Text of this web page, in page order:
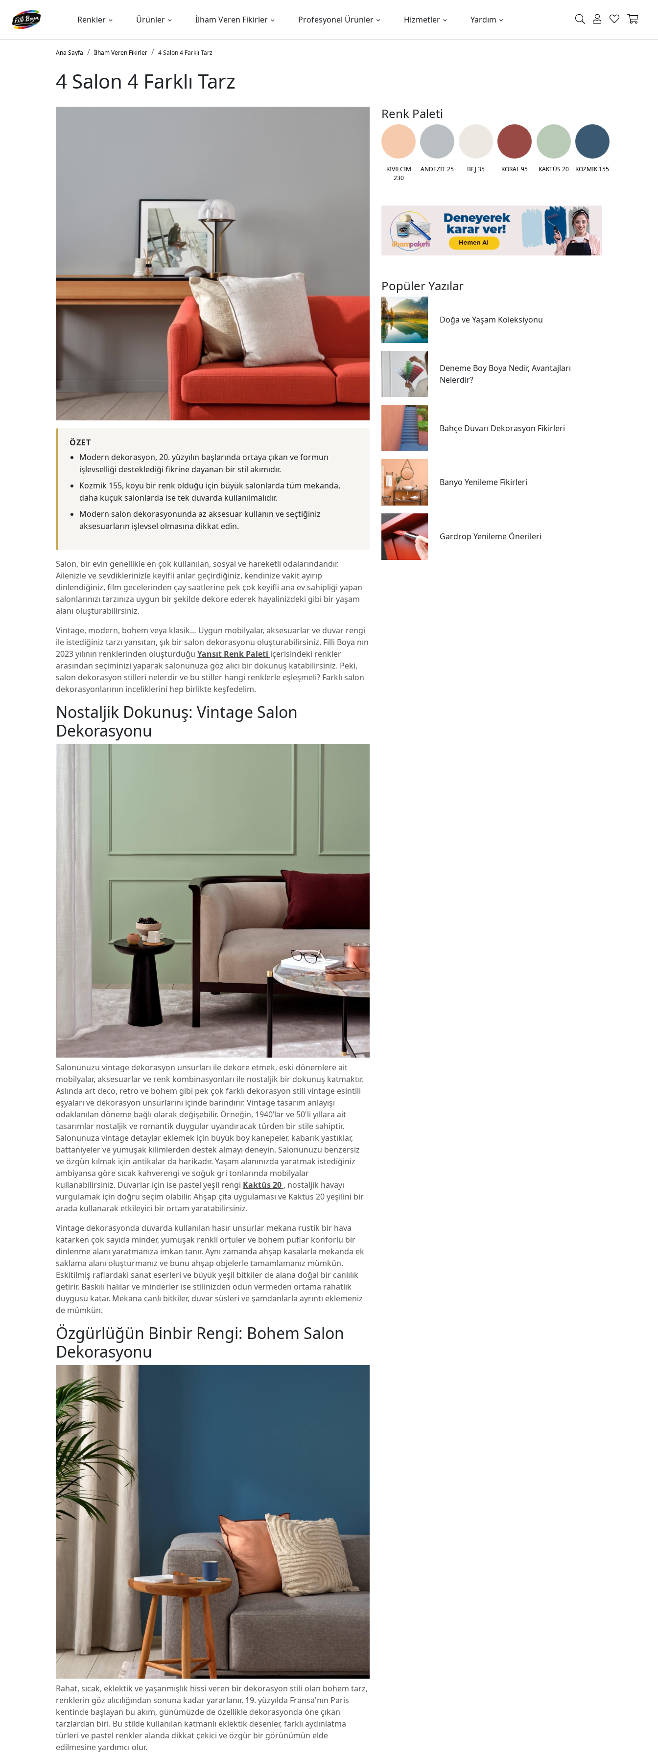
Renkler Ürünler İlham Veren Fikirler Profesyonel Ürünler Hizmetler Yardım
Ana Sayfa İlham Veren Fikirler 4 Salon 4 Farklı Tarz
4 Salon 4 Farklı Tarz
ÖZET
Modern dekorasyon, 20. yüzyılın başlarında ortaya çıkan ve formun
işlevselliği desteklediği fikrine dayanan bir stil akımıdır.
Kozmik 155, koyu bir renk olduğu için büyük salonlarda tüm mekanda,
daha küçük salonlarda ise tek duvarda kullanılmalıdır.
Modern salon dekorasyonunda az aksesuar kullanın ve seçtiğiniz
aksesuarların işlevsel olmasına dikkat edin.
Salon, bir evin genellikle en çok kullanılan, sosyal ve hareketli odalarındandır.
Ailenizle ve sevdiklerinizle keyifli anlar geçirdiğiniz, kendinize vakit ayırıp
dinlendiğiniz, film gecelerinden çay saatlerine pek çok keyifli ana ev sahipliği yapan
salonlarınızı tarzınıza uygun bir şekilde dekore ederek hayalinizdeki gibi bir yaşam
alanı oluşturabilirsiniz.
Vintage, modern, bohem veya klasik… Uygun mobilyalar, aksesuarlar ve duvar rengi
ile istediğiniz tarzı yansıtan, şık bir salon dekorasyonu oluşturabilirsiniz. Filli Boya nın
2023 yılının renklerinden oluşturduğu Yansıt Renk Paleti içerisindeki renkler
arasından seçiminizi yaparak salonunuza göz alıcı bir dokunuş katabilirsiniz. Peki,
salon dekorasyon stilleri nelerdir ve bu stiller hangi renklerle eşleşmeli? Farklı salon
dekorasyonlarının inceliklerini hep birlikte keşfedelim.
Nostaljik Dokunuş: Vintage Salon
Dekorasyonu
Salonunuzu vintage dekorasyon unsurları ile dekore etmek, eski dönemlere ait
mobilyalar, aksesuarlar ve renk kombinasyonları ile nostaljik bir dokunuş katmaktır.
Aslında art deco, retro ve bohem gibi pek çok farklı dekorasyon stili vintage esintili
eşyaları ve dekorasyon unsurlarını içinde barındırır. Vintage tasarım anlayışı
odaklanılan döneme bağlı olarak değişebilir. Örneğin, 1940’lar ve 50'li yıllara ait
tasarımlar nostaljik ve romantik duygular uyandıracak türden bir stile sahiptir.
Salonunuza vintage detaylar eklemek için büyük boy kanepeler, kabarık yastıklar,
battaniyeler ve yumuşak kilimlerden destek almayı deneyin. Salonunuzu benzersiz
ve özgün kılmak için antikalar da harikadır. Yaşam alanınızda yaratmak istediğiniz
ambiyansa göre sıcak kahverengi ve soğuk gri tonlarında mobilyalar
kullanabilirsiniz. Duvarlar için ise pastel yeşil rengi Kaktüs 20 , nostaljik havayı
vurgulamak için doğru seçim olabilir. Ahşap çita uygulaması ve Kaktüs 20 yeşilini bir
arada kullanarak etkileyici bir ortam yaratabilirsiniz.
Vintage dekorasyonda duvarda kullanılan hasır unsurlar mekana rustik bir hava
katarken çok sayıda minder, yumuşak renkli örtüler ve bohem puflar konforlu bir
dinlenme alanı yaratmanıza imkan tanır. Aynı zamanda ahşap kasalarla mekanda ek
saklama alanı oluşturmanız ve bunu ahşap objelerle tamamlamanız mümkün.
Eskitilmiş raflardaki sanat eserleri ve büyük yeşil bitkiler de alana doğal bir canlılık
getirir. Baskılı halılar ve minderler ise stilinizden ödün vermeden ortama rahatlık
duygusu katar. Mekana canlı bitkiler, duvar süsleri ve şamdanlarla ayrıntı eklemeniz
de mümkün.
Özgürlüğün Binbir Rengi: Bohem Salon
Dekorasyonu
Rahat, sıcak, eklektik ve yaşanmışlık hissi veren bir dekorasyon stili olan bohem tarz,
renklerin göz alıcılığından sonuna kadar yararlanır. 19. yüzyılda Fransa'nın Paris
kentinde başlayan bu akım, günümüzde de özellikle dekorasyonda öne çıkan
tarzlardan biri. Bu stilde kullanılan katmanlı eklektik desenler, farklı aydınlatma
türleri ve pastel renkler alanda dikkat çekici ve özgür bir görünümün elde
edilmesine yardımcı olur.
Renk Paleti
KIVILCIM
230
ANDEZİT 25 BEJ 35 KORAL 95 KAKTÜS 20 KOZMİK 155
Popüler Yazılar
Doğa ve Yaşam Koleksiyonu
Deneme Boy Boya Nedir, Avantajları
Nelerdir?
Bahçe Duvarı Dekorasyon Fikirleri
Banyo Yenileme Fikirleri
Gardrop Yenileme Önerileri